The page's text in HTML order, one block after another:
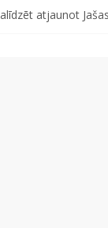
atjaunot
4,2 miljonus